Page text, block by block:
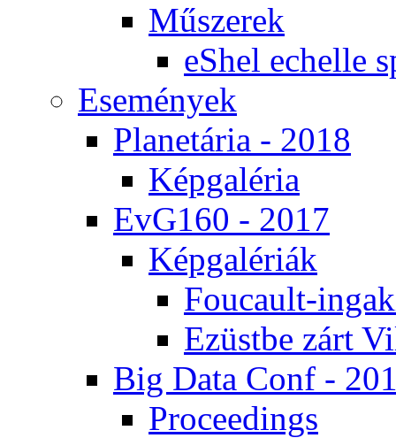
Mű­sze­rek
eS­hel echel­le
Ese­mé­nyek
Pla­ne­tá­ria - 2018
Kép­ga­lé­ria
EvG160 - 2017
Kép­ga­lé­ri­ák
Fo­u­ca­ult-
Ezüst­be zárt
Big Da­ta Conf -
Pro­ce­e­dings